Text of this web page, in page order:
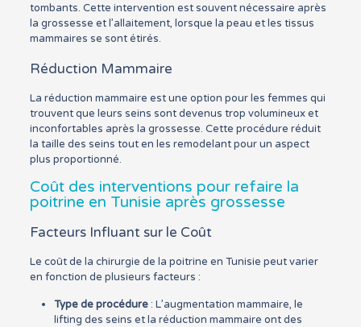
tombants. Cette intervention est souvent nécessaire après
la grossesse et l’allaitement, lorsque la peau et les tissus
mammaires se sont étirés.
Réduction Mammaire
La réduction mammaire est une option pour les femmes qui
trouvent que leurs seins sont devenus trop volumineux et
inconfortables après la grossesse. Cette procédure réduit
la taille des seins tout en les remodelant pour un aspect
plus proportionné.
Coût des interventions pour refaire la
poitrine en Tunisie après grossesse
Facteurs Influant sur le Coût
Le coût de la chirurgie de la poitrine en Tunisie peut varier
en fonction de plusieurs facteurs :
Type de procédure: L’augmentation mammaire, le
lifting des seins et la réduction mammaire ont des